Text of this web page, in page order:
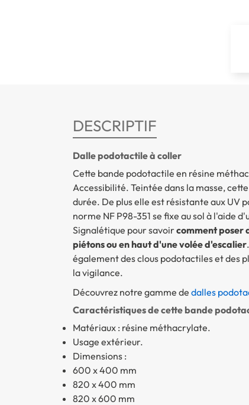
DESCRIPTIF
Dalle podotactile à coller
Cette bande podotactile en résine
Accessibilité. Teintée dans la masse,
durée. De plus elle est résistante aux UV
norme NF P98-351 se fixe au sol à l'aide
Signalétique pour savoircomment poser
piétons ou en haut d'une volée d'escalier
également des clous podotactiles et des
la vigilance.
Découvrez notre gamme de dalles
Caractéristiques de cette bande
Matériaux : résine méthacrylate.
Usage extérieur.
Dimensions :
600 x 400 mm
820 x 400 mm
820 x 600 mm